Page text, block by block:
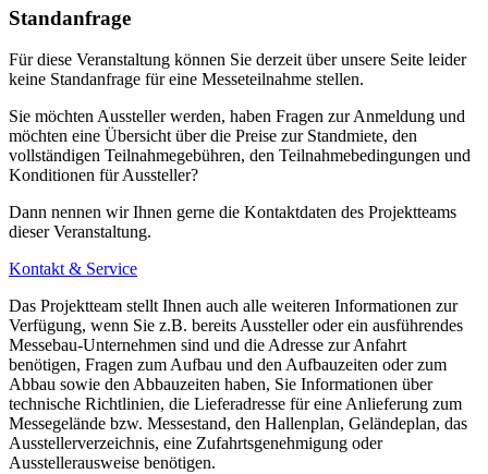
Standanfrage
Für diese Veranstaltung können Sie derzeit über unsere Seite leider
keine Standanfrage für eine Messeteilnahme stellen.
Sie möchten Aussteller werden, haben Fragen zur Anmeldung und
möchten eine Übersicht über die Preise zur Standmiete, den
vollständigen Teilnahmegebühren, den Teilnahmebedingungen und
Konditionen für Aussteller?
Dann nennen wir Ihnen gerne die Kontaktdaten des Projektteams
dieser Veranstaltung.
Kontakt & Service
Das Projektteam stellt Ihnen auch alle weiteren Informationen zur
Verfügung, wenn Sie z.B. bereits Aussteller oder ein ausführendes
Messebau-Unternehmen sind und die Adresse zur Anfahrt
benötigen, Fragen zum Aufbau und den Aufbauzeiten oder zum
Abbau sowie den Abbauzeiten haben, Sie Informationen über
technische Richtlinien, die Lieferadresse für eine Anlieferung zum
Messegelände bzw. Messestand, den Hallenplan, Geländeplan, das
Ausstellerverzeichnis, eine Zufahrtsgenehmigung oder
Ausstellerausweise benötigen.